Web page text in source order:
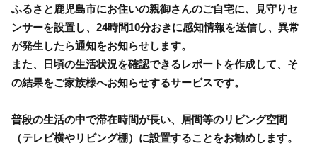
ふるさと鹿児島市にお住いの親御さんのご自宅に、見守りセ
ンサーを設置し、24時間10分おきに感知情報を送信し、異常
が発生したら通知をお知らせします。
また、日頃の生活状況を確認できるレポートを作成して、そ
の結果をご家族様へお知らせするサービスです。
普段の生活の中で滞在時間が長い、居間等のリビング空間
（テレビ横やリビング棚）に設置することをお勧めします。